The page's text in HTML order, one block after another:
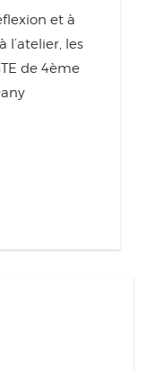
et à
l’atelier, les
de 4ème